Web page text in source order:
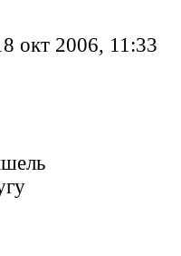
окт 2006, 11:33